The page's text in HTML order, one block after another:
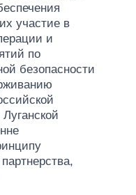
участие в
и
по
безопасности